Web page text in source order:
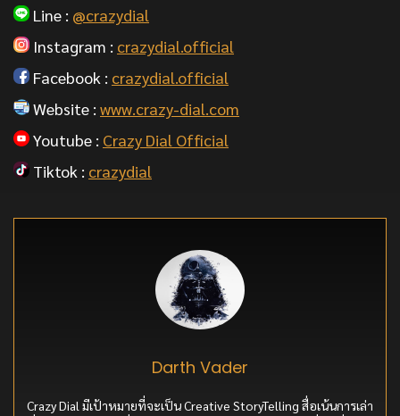
Line : @crazydial
Instagram : crazydial.official
Facebook : crazydial.official
Website : www.crazy-dial.com
Youtube : Crazy Dial Official
Tiktok : crazydial
Darth Vader
Crazy Dial มีเป้าหมายที่จะเป็น Creative StoryTelling สื่อเน้นการเล่า